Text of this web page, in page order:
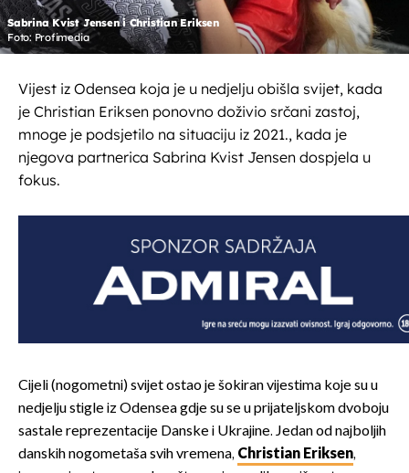
Sabrina Kvist Jensen i Christian Eriksen
Foto: Profimedia
Vijest iz Odensea koja je u nedjelju obišla svijet, kada
je Christian Eriksen ponovno doživio srčani zastoj,
mnoge je podsjetilo na situaciju iz 2021., kada je
njegova partnerica Sabrina Kvist Jensen dospjela u
fokus.
Cijeli (nogometni) svijet ostao je šokiran vijestima koje su u
nedjelju stigle iz Odensea gdje su se u prijateljskom dvoboju
sastale reprezentacije Danske i Ukrajine. Jedan od najboljih
danskih nogometaša svih vremena, Christian Eriksen,